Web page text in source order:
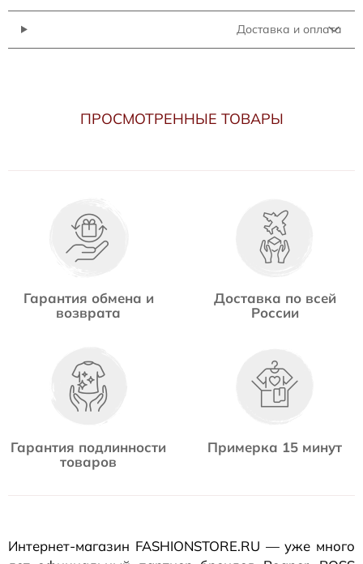
Доставка и оплата
ПРОСМОТРЕННЫЕ ТОВАРЫ
Гарантия обмена и
возврата
Доставка по всей
России
Гарантия подлинности
товаров
Примерка 15 минут
Интернет-магазин FASHIONSTORE.RU — уже много